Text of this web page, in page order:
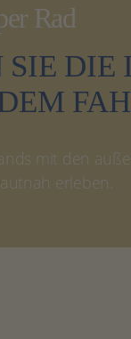
Rad
DIE
mit den
erleben.